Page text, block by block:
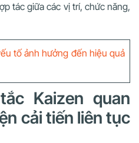
tác giữa các vị trí, chức năng,
tố ảnh hưởng đến hiệu quả
Kaizen quan
cải tiến liên tục